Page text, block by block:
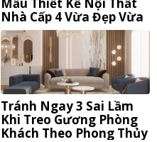
Mẫu Thiết Kế Nội Thất
Nhà Cấp 4 Vừa Đẹp Vừa
Tối Ưu Chi Phí
Tránh Ngay 3 Sai Lầm
Khi Treo Gương Phòng
Khách Theo Phong Thủy